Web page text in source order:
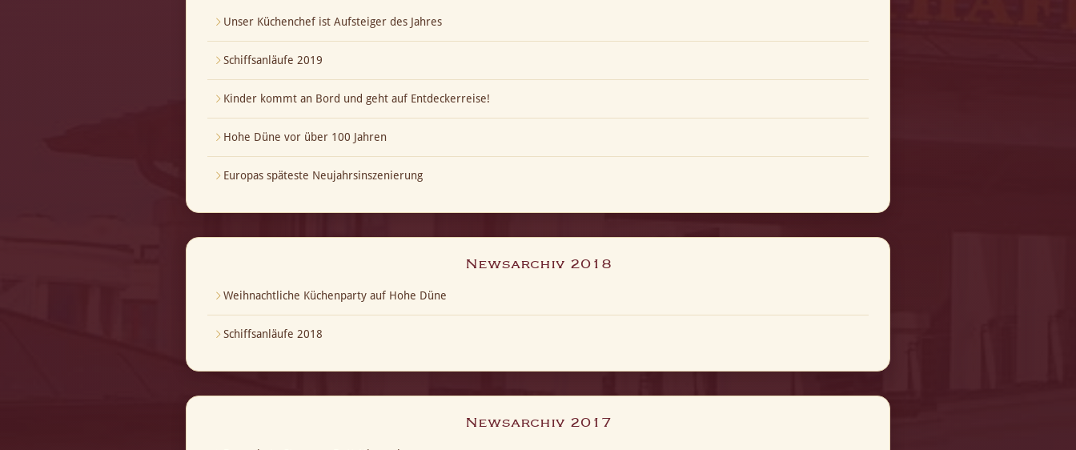
Unser Küchenchef ist Aufsteiger des Jahres
Schiffsanläufe 2019
Kinder kommt an Bord und geht auf Entdeckerreise!
Hohe Düne vor über 100 Jahren
Europas späteste Neujahrsinszenierung
Newsarchiv 2018
Weihnachtliche Küchenparty auf Hohe Düne
Schiffsanläufe 2018
Newsarchiv 2017